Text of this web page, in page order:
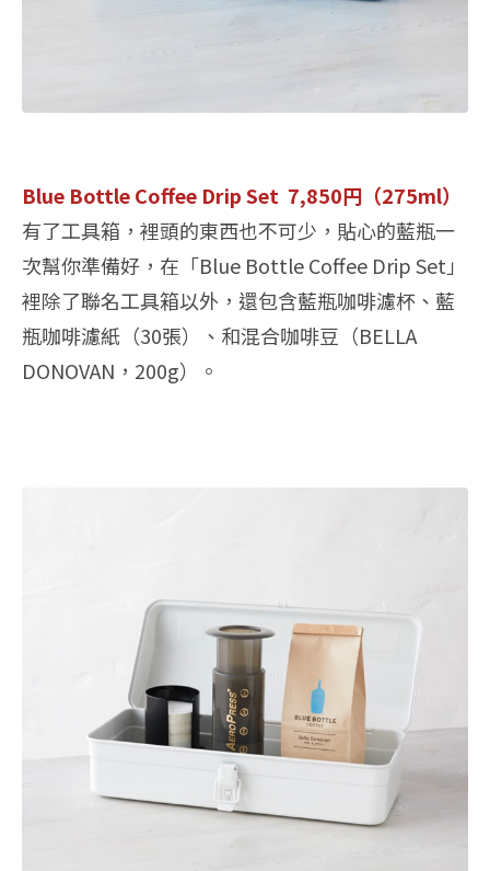
Blue Bottle Coffee Drip Set 7,850円（275ml）
有了工具箱，裡頭的東西也不可少，貼心的藍瓶一
次幫你準備好，在「Blue Bottle Coffee Drip Set」
裡除了聯名工具箱以外，還包含藍瓶咖啡濾杯、藍
瓶咖啡濾紙（30張）、和混合咖啡豆（BELLA
DONOVAN，200g）。